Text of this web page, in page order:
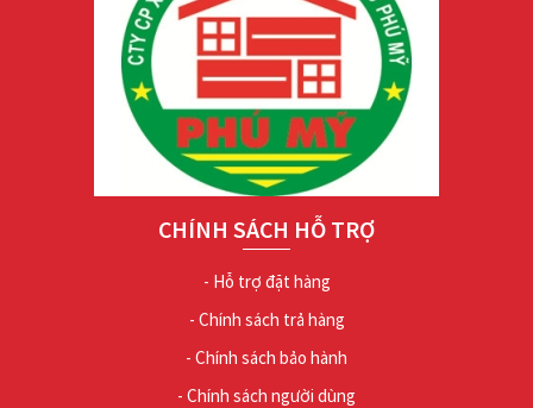
CHÍNH SÁCH HỖ TRỢ
- Hỗ trợ đặt hàng
- Chính sách trả hàng
- Chính sách bảo hành
- Chính sách người dùng